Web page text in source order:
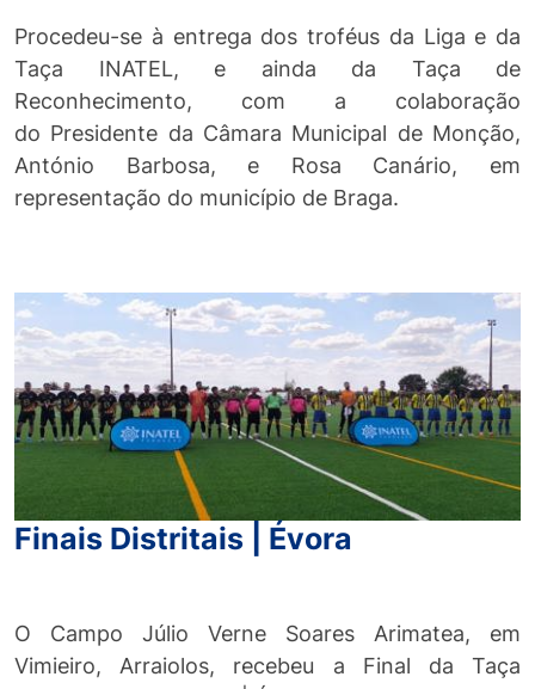
Procedeu-se à entrega dos troféus da Liga e da
Taça INATEL, e ainda da Taça de
Reconhecimento, com a colaboração
do Presidente da Câmara Municipal de Monção,
António Barbosa, e Rosa Canário, em
representação do município de Braga.
Finais Distritais | Évora
O Campo Júlio Verne Soares Arimatea, em
Vimieiro, Arraiolos, recebeu a Final da Taça